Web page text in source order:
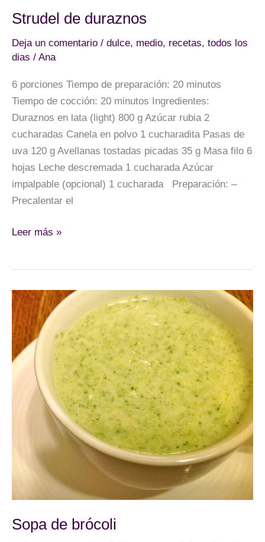
Strudel de duraznos
Deja un comentario / dulce, medio, recetas, todos los
dias / Ana
6 porciones Tiempo de preparación: 20 minutos
Tiempo de cocción: 20 minutos Ingredientes:
Duraznos en lata (light) 800 g Azúcar rubia 2
cucharadas Canela en polvo 1 cucharadita Pasas de
uva 120 g Avellanas tostadas picadas 35 g Masa filo 6
hojas Leche descremada 1 cucharada Azúcar
impalpable (opcional) 1 cucharada Preparación: –
Precalentar el
Strudel
Leer más »
Sopa de brócoli